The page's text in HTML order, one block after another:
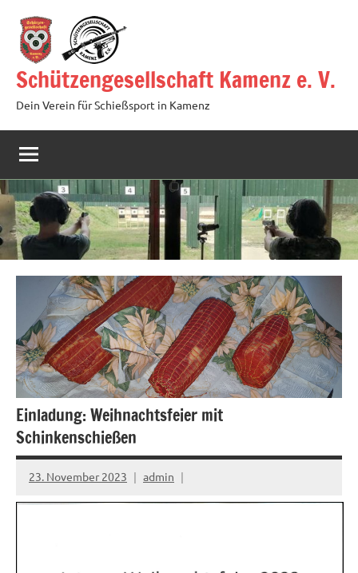
Inhalt
springen
Schützengesellschaft Kamenz e. V.
Dein Verein für Schießsport in Kamenz
Einladung: Weihnachtsfeier mit
Schinkenschießen
23. November 2023 admin